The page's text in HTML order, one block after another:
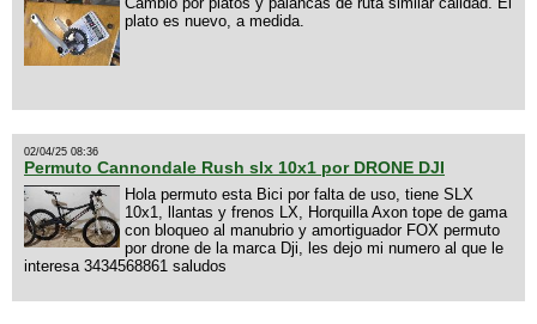
plato es nuevo, a medida.
02/04/25 08:36
Permuto Cannondale Rush slx 10x1 por DRONE DJI
Hola permuto esta Bici por falta de uso, tiene SLX
10x1, llantas y frenos LX, Horquilla Axon tope de gama
con bloqueo al manubrio y amortiguador FOX permuto
por drone de la marca Dji, les dejo mi numero al que le
interesa 3434568861 saludos